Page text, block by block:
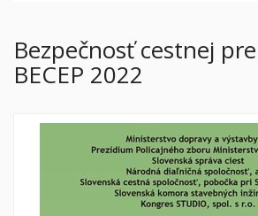
Bezpečnosť cestnej
BECEP 2022